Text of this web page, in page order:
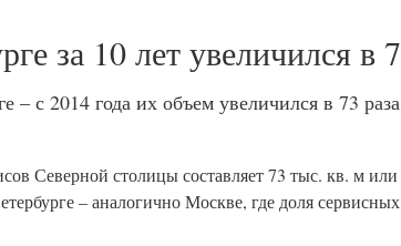
за 10 лет увеличился в
с 2014 года их объем увеличился в 73
Северной столицы составляет 73 тыс. кв. м или
– аналогично Москве, где доля